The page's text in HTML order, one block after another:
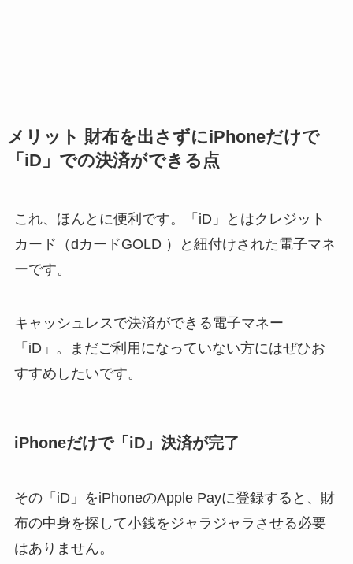
メリット 財布を出さずにiPhoneだけで
「iD」での決済ができる点
これ、ほんとに便利です。「iD」とはクレジット
カード（dカードGOLD ）と紐付けされた電子マネ
ーです。
キャッシュレスで決済ができる電子マネー
「iD」。まだご利用になっていない方にはぜひお
すすめしたいです。
iPhoneだけで「iD」決済が完了
その「iD」をiPhoneのApple Payに登録すると、財
布の中身を探して小銭をジャラジャラさせる必要
はありません。